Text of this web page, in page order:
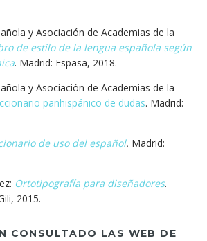
y Asociación de Academias de la
de estilo de la lengua española según
. Madrid: Espasa, 2018.
y Asociación de Academias de la
panhispánico de dudas. Madrid:
de uso del español. Madrid:
Ortotipografía para diseñadores.
2015.
CONSULTADO LAS WEB DE